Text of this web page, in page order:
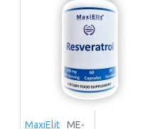
MaxiElit
ME-